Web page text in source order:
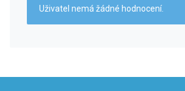
Uživatel nemá žádné hodnocení.